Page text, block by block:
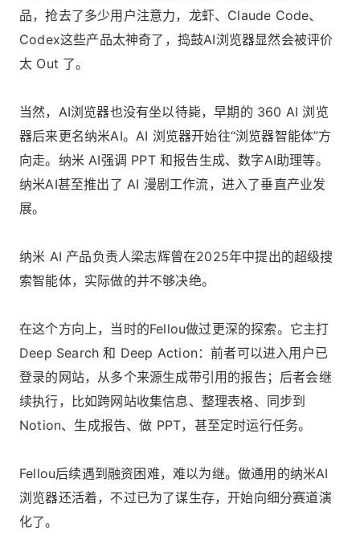
品，抢去了多少用户注意力，龙虾、Claude Code、
Codex这些产品太神奇了，捣鼓AI浏览器显然会被评价
太 Out 了。
当然，AI浏览器也没有坐以待毙，早期的 360 AI 浏览
器后来更名纳米AI。AI 浏览器开始往“浏览器智能体”方
向走。纳米 AI强调 PPT 和报告生成、数字AI助理等。
纳米AI甚至推出了 AI 漫剧工作流，进入了垂直产业发
展。
纳米 AI 产品负责人梁志辉曾在2025年中提出的超级搜
索智能体，实际做的并不够决绝。
在这个方向上，当时的Fellou做过更深的探索。它主打
Deep Search 和 Deep Action：前者可以进入用户已
登录的网站，从多个来源生成带引用的报告；后者会继
续执行，比如跨网站收集信息、整理表格、同步到
Notion、生成报告、做 PPT，甚至定时运行任务。
Fellou后续遇到融资困难，难以为继。做通用的纳米AI
浏览器还活着，不过已为了谋生存，开始向细分赛道演
化了。